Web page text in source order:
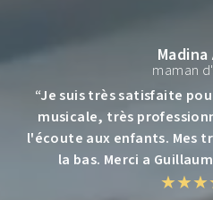
maman
“Je suis très satisfaite
musicale, très
l'écoute aux enfants. Mes
la bas. Merci a
★★★